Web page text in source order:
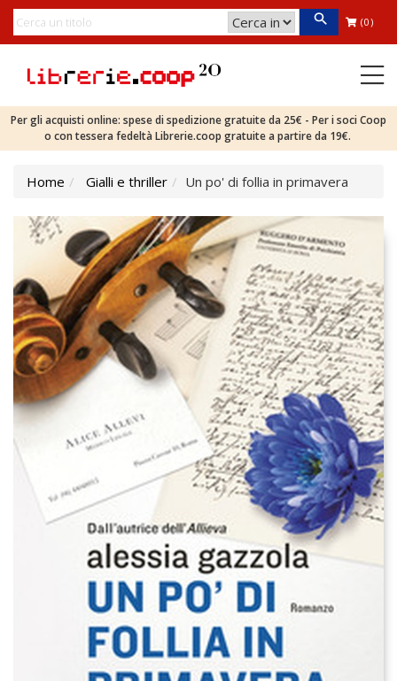
(0)
Per gli acquisti online: spese di spedizione gratuite da 25€ - Per i soci Coop
o con tessera fedeltà Librerie.coop gratuite a partire da 19€.
Home Gialli e thriller Un po' di follia in primavera